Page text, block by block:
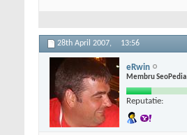
28th April 2007, 13:56
eRwin
Membru SeoPedia
Reputatie: